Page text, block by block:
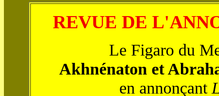
REVUE DE
Le Figaro du
Akhnénaton et
en annonçant